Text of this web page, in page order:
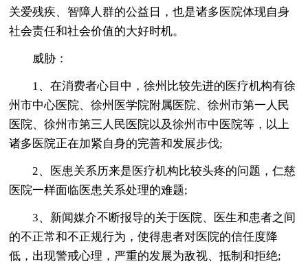
关爱残疾、智障人群的公益日，也是诸多医院体现自身
社会责任和社会价值的大好时机。
威胁：
1、在消费者心目中，徐州比较先进的医疗机构有徐
州市中心医院、徐州医学院附属医院、徐州市第一人民
医院、徐州市第三人民医院以及徐州市中医院等，以上
诸多医院正在加紧自身的完善和发展步伐;
2、医患关系历来是医疗机构比较头疼的问题，仁慈
医院一样面临医患关系处理的难题;
3、新闻媒介不断报导的关于医院、医生和患者之间
的不正常和不正规行为，使得患者对医院的信任度降
低，出现警戒心理，严重的发展为敌视、抵制和拒绝;